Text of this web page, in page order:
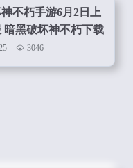
不朽手游6月2日上
暗黑破坏神不朽下载
脑三端共用
3046